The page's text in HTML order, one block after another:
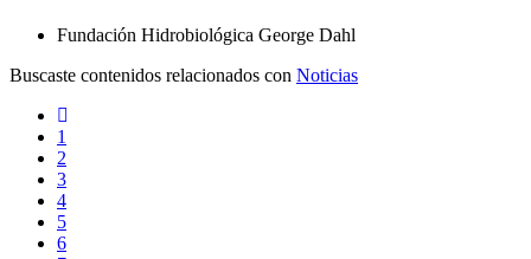
Fundación Hidrobiológica George Dahl
Buscaste contenidos relacionados con Noticias
1
2
3
4
5
6